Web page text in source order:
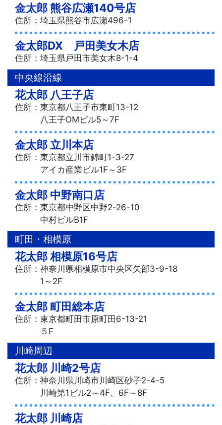
金太郎 熊谷広瀬140号店
住所：埼玉県熊谷市広瀬496-1
金太郎DX 戸田美女木店
住所：埼玉県戸田市美女木8-1-4
中央線沿線
花太郎 八王子店
住所：東京都八王子市東町13-12
八王子OMビル5～7F
金太郎 立川本店
住所：東京都立川市錦町1-3-27
アイカ産業ビル1F～3F
金太郎 中野南口店
住所：東京都中野区中野2-26-10
中村ビルB1F
町田・相模原
花太郎 相模原16号店
住所：神奈川県相模原市中央区矢部3-9-18
1～2F
金太郎 町田総本店
住所：東京都町田市原町田6-13-21
５F
川崎周辺
花太郎 川崎2号店
住所：神奈川県川崎市川崎区砂子2-4-5
川崎第1ビル2～4F、6F～8F
花太郎 川崎店